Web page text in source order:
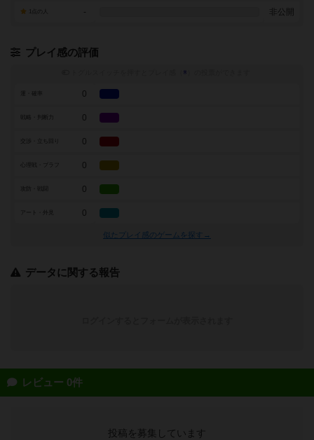
- 非公開
プレイ感の評価
※
0
戦略・判断力 0
0
0
0
アート・外見 0
似たプレイ感のゲームを探す→
データに関する報告
レビュー 0件
投稿を募集しています